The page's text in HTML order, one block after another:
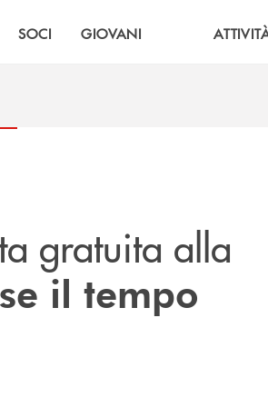
SOCI GIOVANI
gratuita alla
il tempo